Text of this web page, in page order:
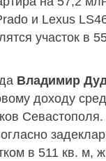
и Lexus
участок в
Владимир
доходу
в 511 кв. м,